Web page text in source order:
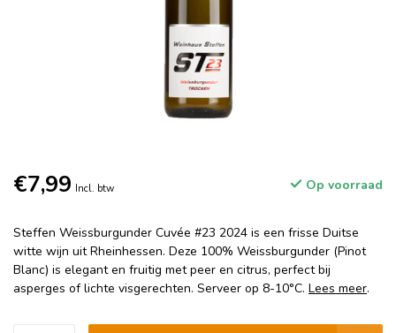
€7,99 Incl. btw Op voorraad
Steffen Weissburgunder Cuvée #23 2024 is een frisse Duitse
witte wijn uit Rheinhessen. Deze 100% Weissburgunder (Pinot
Blanc) is elegant en fruitig met peer en citrus, perfect bij
asperges of lichte visgerechten. Serveer op 8-10°C. Lees meer.